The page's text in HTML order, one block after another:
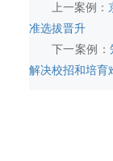
上一案例：
准选拔晋升
下一案例：
解决校招和培育